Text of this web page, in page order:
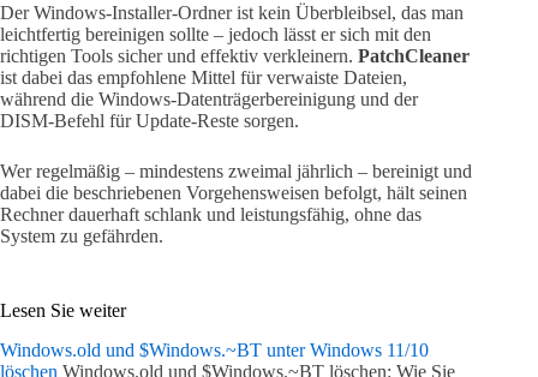
Der Windows-Installer-Ordner ist kein Überbleibsel, das man
leichtfertig bereinigen sollte – jedoch lässt er sich mit den
richtigen Tools sicher und effektiv verkleinern. PatchCleaner
ist dabei das empfohlene Mittel für verwaiste Dateien,
während die Windows-Datenträgerbereinigung und der
DISM-Befehl für Update-Reste sorgen.
Wer regelmäßig – mindestens zweimal jährlich – bereinigt und
dabei die beschriebenen Vorgehensweisen befolgt, hält seinen
Rechner dauerhaft schlank und leistungsfähig, ohne das
System zu gefährden.
Lesen Sie weiter
Windows.old und $Windows.~BT unter Windows 11/10
löschen Windows.old und $Windows.~BT löschen: Wie Sie